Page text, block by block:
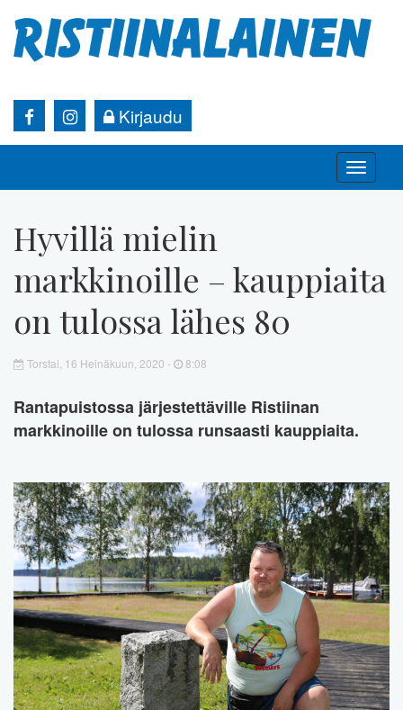
Kirjaudu
Toggle
Hyvillä mielin
markkinoille – kauppiaita
on tulossa lähes 80
Torstai, 16 Heinäkuun, 2020 - 8:08
Rantapuistossa järjestettäville Ristiinan
markkinoille on tulossa runsaasti kauppiaita.